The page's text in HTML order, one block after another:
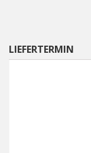
LIEFERTERMIN